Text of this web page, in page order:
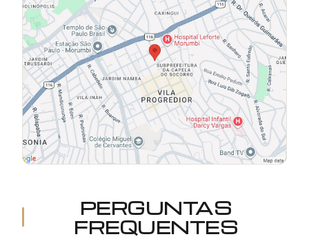
PERGUNTAS
FREQUENTES